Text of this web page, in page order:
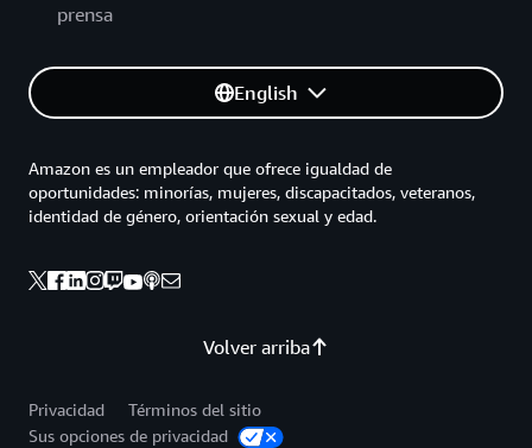
prensa
English
Volver arriba
Amazon es un empleador que ofrece igualdad de
oportunidades: minorías, mujeres, discapacitados, veteranos,
identidad de género, orientación sexual y edad.
Privacidad
Términos del sitio
Sus opciones de privacidad